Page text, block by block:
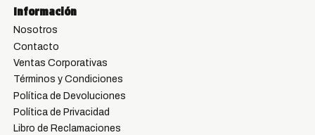
Información
Nosotros
Contacto
Ventas Corporativas
Términos y Condiciones
Política de Devoluciones
Política de Privacidad
Libro de Reclamaciones